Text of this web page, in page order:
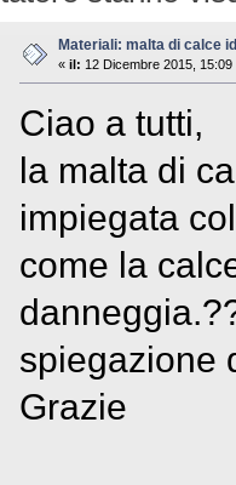
Materiali: malta di calce
« il: 12 Dicembre 2015, 15:09
Ciao a tutti,
la malta di
impiegata
come la
spiegazione
Grazie